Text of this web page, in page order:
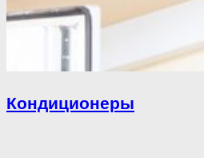
Кондиционеры